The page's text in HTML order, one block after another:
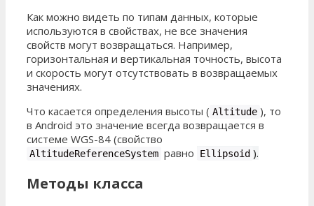
Как можно видеть по типам данных, которые
используются в свойствах, не все значения
свойств могут возвращаться. Например,
горизонтальная и вертикальная точность, высота
и скорость могут отсутствовать в возвращаемых
значениях.
Что касается определения высоты ( Altitude ), то
в Android это значение всегда возвращается в
системе WGS-84 (свойство
AltitudeReferenceSystem равно Ellipsoid ).
Методы класса